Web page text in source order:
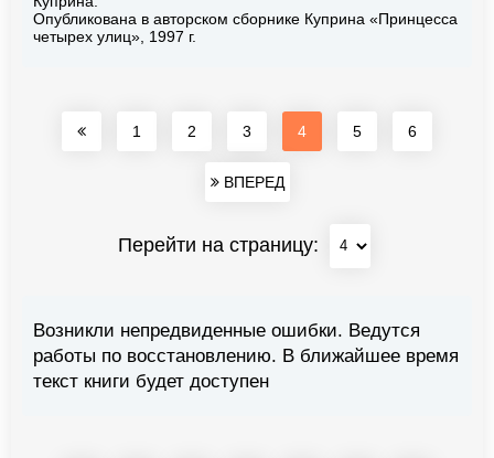
Опубликована в авторском сборнике Куприна «Принцесса
четырех улиц», 1997 г.
1 2 3 4 5 6
ВПЕРЕД
Перейти на страницу:
Возникли непредвиденные ошибки. Ведутся
работы по восстановлению. В ближайшее время
текст книги будет доступен